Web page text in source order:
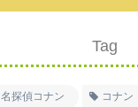
Tag
名探偵コナン コナン